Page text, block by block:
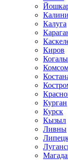
Калуга
Киров
Курган
Курск
Кызыл
Ливны